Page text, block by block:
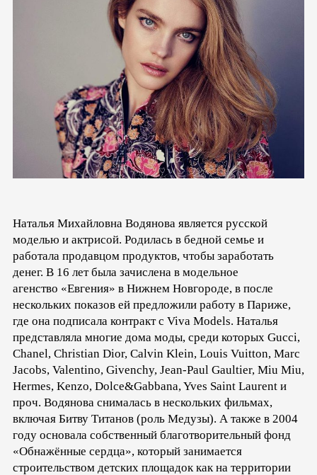
Наталья Михайловна Водянова является русской
моделью и актрисой. Родилась в бедной семье и
работала продавцом продуктов, чтобы заработать
денег. В 16 лет была зачислена в модельное
агенство «Евгения» в Нижнем Новгороде, в после
нескольких показов ей предложили работу в Париже,
где она подписала контракт с Viva Models. Наталья
представляла многие дома моды, среди которых Gucci,
Chanel, Christian Dior, Calvin Klein, Louis Vuitton, Marc
Jacobs, Valentino, Givenchy, Jean-Paul Gaultier, Miu Miu,
Hermes, Kenzo, Dolce&Gabbana, Yves Saint Laurent и
проч. Водянова снималась в нескольких фильмах,
включая Битву Титанов (роль Медузы). А также в 2004
году основала собственный благотворительный фонд
«Обнажённые сердца», который занимается
строительством детских площадок как на территории